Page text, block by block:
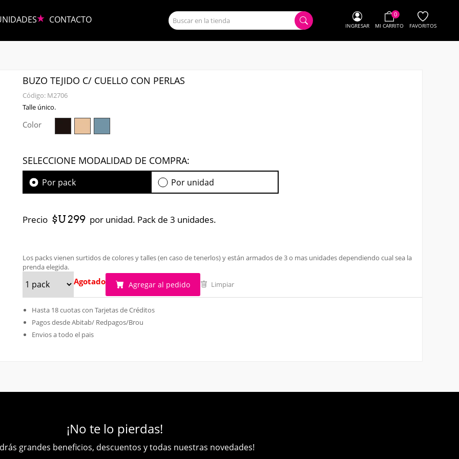
0
MI CARRITO FAVORITOS
INGRESAR
CONTACTO
BUZO TEJIDO C/ CUELLO CON PERLAS
Código: M2706
Talle único.
Color
SELECCIONE MODALIDAD DE COMPRA:
Por pack Por unidad
Precio $U 299 por unidad. Pack de 3 unidades.
Los packs vienen surtidos de colores y talles (en caso de tenerlos) y están armados de 3 o mas unidades dependiendo cual sea la
prenda elegida.
Agotado Agregar al pedido Limpiar
Hasta 18 cuotas con Tarjetas de Créditos
Pagos desde Abitab/ Redpagos/Brou
Envios a todo el pais
¡No te lo pierdas!
grandes beneficios, descuentos y todas nuestras novedades!